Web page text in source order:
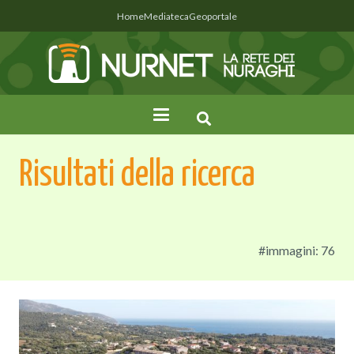
HomeMediatecaGeoportale
Risultati della ricerca
#immagini: 76